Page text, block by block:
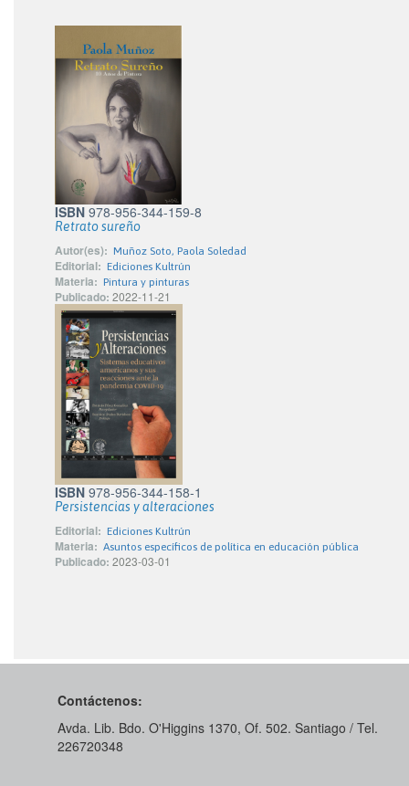
ISBN 978-956-344-159-8
Retrato sureño
Autor(es): Muñoz Soto, Paola Soledad
Editorial: Ediciones Kultrún
Materia: Pintura y pinturas
Publicado: 2022-11-21
ISBN 978-956-344-158-1
Persistencias y alteraciones
Editorial: Ediciones Kultrún
Materia: Asuntos específicos de política en educación pública
Publicado: 2023-03-01
Contáctenos:
Avda. Lib. Bdo. O'Higgins 1370, Of. 502. Santiago / Tel.
226720348